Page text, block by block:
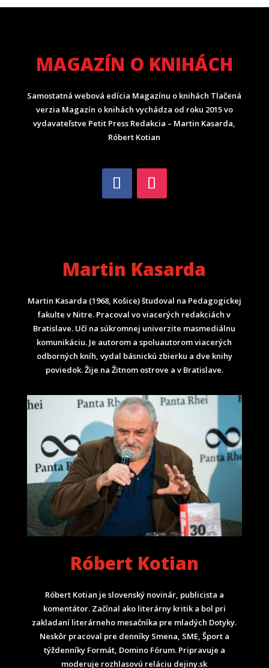
MAGAZÍN O KNIHÁCH
Samostatná webová edícia Magazínu o knihách Tlačená
verzia Magazín o knihách vychádza od roku 2015 vo
vydavateľstve Petit Press Redakcia – Martin Kasarda,
Róbert Kotian
Martin Kasarda
Martin Kasarda (1968, Košice) študoval na Pedagogickej
fakulte v Nitre. Pracoval vo viacerých redakciách v
Bratislave. Učí na súkromnej univerzite masmediálnu
komunikáciu. Je autorom a spoluautorom viacerých
odborných kníh, vydal básnickú zbierku a dve knihy
poviedok. Žije na Žitnom ostrove a v Bratislave.
Róbert Kotian
Róbert Kotian je slovenský novinár, publicista a
komentátor. Začínal ako literárny kritik a bol pri
zakladaní literárneho mesačníka pre mladých Dotyky.
Neskôr pracoval pre denníky Smena, SME, Šport a
týždenníky Formát, Domino Fórum. Pripravuje a
moderuje rozhlasovú reláciu dejiny.sk